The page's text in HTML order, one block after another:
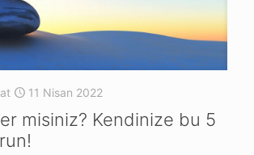
at 11 Nisan 2022
misiniz? Kendinize bu 5